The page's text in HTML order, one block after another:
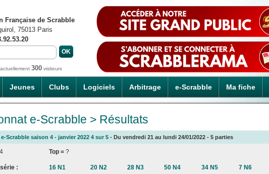
Jeunes Clubs Logiciels Arbitrage e-Scrabble Ma fiche
Française de Scrabble
75013 Paris
300 visiteurs
e-Scrabble > Résultats
Scrabble saison 4 - janvier 2022 4 sur 5 - Du vendredi 21 au lundi 24/01/2022 - 5 parties
Top = ?
: 16 N1 20 N2 28 N3 50 N4 34 N5 7 N6